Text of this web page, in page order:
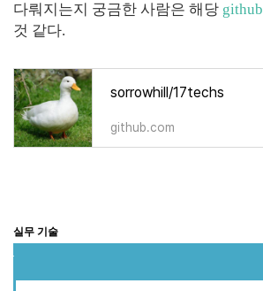
다뤄지는지 궁금한 사람은 해당 github
것 같다.
sorrowhill/17techs
github.com
실무 기술